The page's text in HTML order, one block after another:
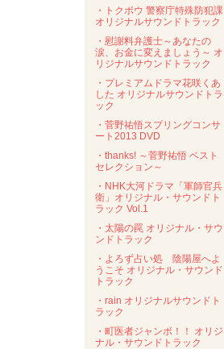
・トクボウ 警察庁特殊防犯課
オリジナルサウンドトラック
・慰謝料弁護士～あなたの
涙、お金に変えましょう～ オ
リジナルサウンドトラック
・プレミアムドラマ花咲くあ
した オリジナルサウンドトラ
ック
・菅野祐悟スプリングコンサ
ート2013 DVD
・thanks! ～菅野祐悟 ベスト
セレクション～
・NHK大河ドラマ「軍師官兵
衛」オリジナル・サウンドト
ラック Vol.1
・太陽の罠 オリジナル・サウ
ンドトラック
・よろず占い処 陰陽屋へよ
うこそ オリジナル・サウンド
トラック
・rain オリジナルサウンドト
ラック
・町医者ジャンボ！！ オリジ
ナル・サウンドトラック